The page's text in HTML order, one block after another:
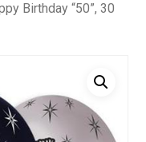
Birthday “50”, 30